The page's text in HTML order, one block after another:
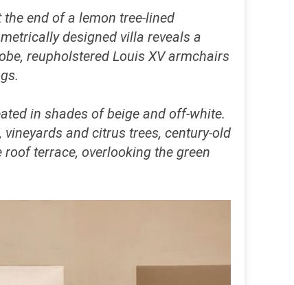
end of a lemon tree-lined
designed villa reveals a
reupholstered Louis XV armchairs
in shades of beige and off-white.
and citrus trees, century-old
terrace, overlooking the green